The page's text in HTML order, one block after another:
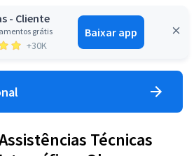
- Cliente
grátis
+30K
Baixar app
Entrar
Técnicas